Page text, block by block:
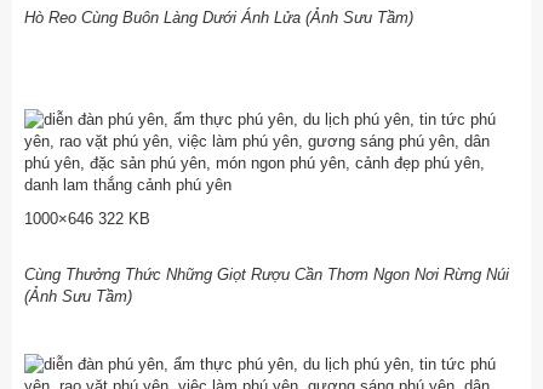
Hò Reo Cùng Buôn Làng Dưới Ánh Lửa (Ảnh Sưu Tầm)
1000×646 322 KB
Cùng Thưởng Thức Những Giọt Rượu Cần Thơm Ngon Nơi Rừng Núi
(Ảnh Sưu Tầm)